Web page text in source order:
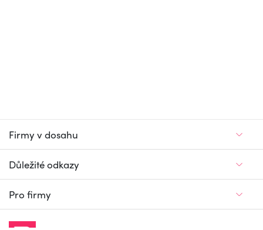
Firmy v dosahu
Důležité odkazy
Pro firmy